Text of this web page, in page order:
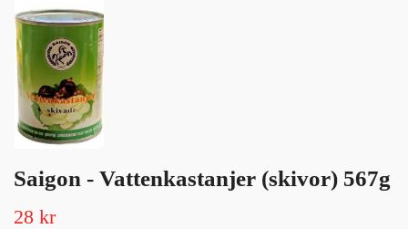
Saigon - Vattenkastanjer (skivor) 567g
28 kr